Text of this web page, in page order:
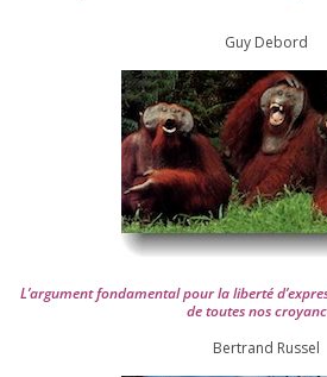
Guy Debord
L’argument fon­da­men­tal pour la liber­té
de toutes nos
Ber­trand Russel